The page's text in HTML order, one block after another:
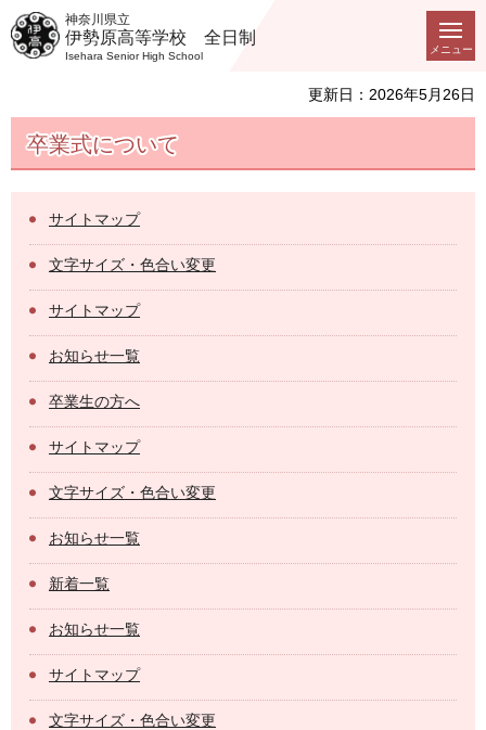
神奈川県立
伊勢原高等学校 全日制
Isehara Senior High School
メニュー
更新日：2026年5月26日
卒業式について
サイトマップ
文字サイズ・色合い変更
サイトマップ
お知らせ一覧
卒業生の方へ
サイトマップ
文字サイズ・色合い変更
お知らせ一覧
新着一覧
お知らせ一覧
サイトマップ
文字サイズ・色合い変更